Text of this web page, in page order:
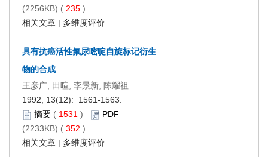
(2256KB) ( 235 )
相关文章 | 多维度评价
具有抗癌活性氟尿嘧啶自旋标记衍生
物的合成
王彦广, 田暄, 李景新, 陈耀祖
1992, 13(12): 1561-1563.
摘要 ( 1531 )
PDF
(2233KB) ( 352 )
相关文章 | 多维度评价